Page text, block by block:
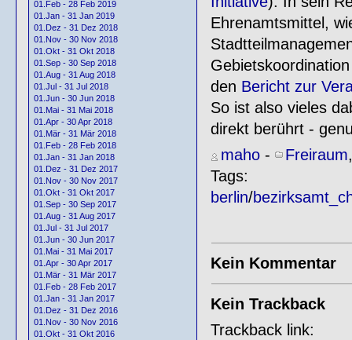
01.Feb - 28 Feb 2019
01.Jan - 31 Jan 2019
01.Dez - 31 Dez 2018
01.Nov - 30 Nov 2018
01.Okt - 31 Okt 2018
01.Sep - 30 Sep 2018
01.Aug - 31 Aug 2018
01.Jul - 31 Jul 2018
01.Jun - 30 Jun 2018
01.Mai - 31 Mai 2018
01.Apr - 30 Apr 2018
01.Mär - 31 Mär 2018
01.Feb - 28 Feb 2018
01.Jan - 31 Jan 2018
01.Dez - 31 Dez 2017
01.Nov - 30 Nov 2017
01.Okt - 31 Okt 2017
01.Sep - 30 Sep 2017
01.Aug - 31 Aug 2017
01.Jul - 31 Jul 2017
01.Jun - 30 Jun 2017
01.Mai - 31 Mai 2017
01.Apr - 30 Apr 2017
01.Mär - 31 Mär 2017
01.Feb - 28 Feb 2017
01.Jan - 31 Jan 2017
01.Dez - 31 Dez 2016
01.Nov - 30 Nov 2016
01.Okt - 31 Okt 2016
Ehrenamtsmittel,
den Bericht zur
So ist also vieles
direkt berührt -
maho- Freiraum
Tags:
berlin/
Kein Kommentar
Kein Trackback
Trackback link: